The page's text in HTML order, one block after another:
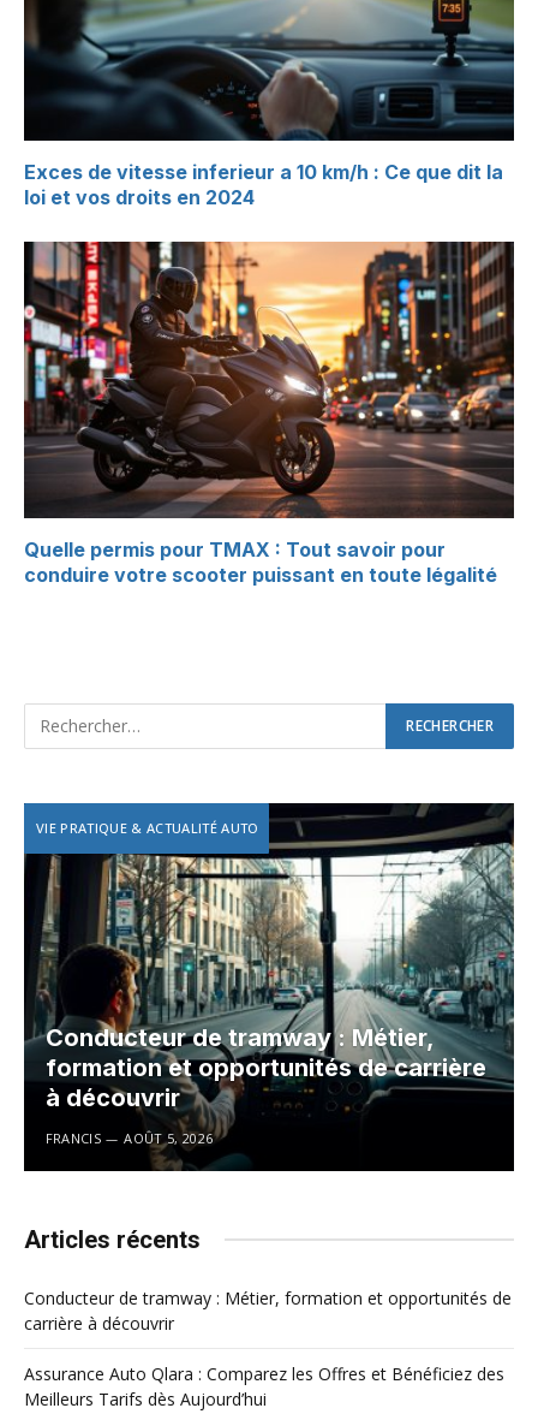
Exces de vitesse inferieur a 10 km/h : Ce que dit la
loi et vos droits en 2024
Quelle permis pour TMAX : Tout savoir pour
conduire votre scooter puissant en toute légalité
VIE PRATIQUE & ACTUALITÉ AUTO
Conducteur de tramway : Métier,
formation et opportunités de carrière
à découvrir
FRANCIS AOÛT 5, 2026
Articles récents
Conducteur de tramway : Métier, formation et opportunités de
carrière à découvrir
Assurance Auto Qlara : Comparez les Offres et Bénéficiez des
Meilleurs Tarifs dès Aujourd’hui